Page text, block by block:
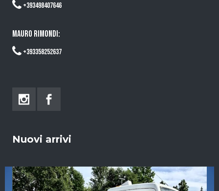
+393498407646
MAURO RIMONDI:
+393358252637
Nuovi arrivi